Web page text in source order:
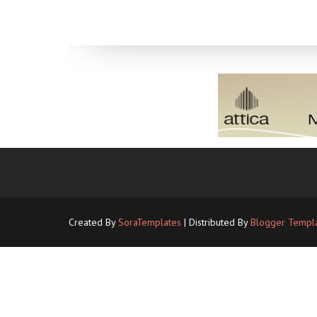
Created BySoraTemplates | Distributed ByBlogger